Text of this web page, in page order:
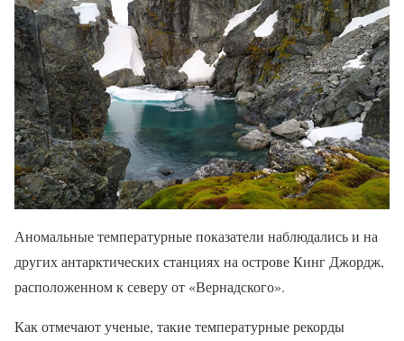
Аномальные температурные показатели наблюдались и на
других антарктических станциях на острове Кинг Джордж,
расположенном к северу от «Вернадского».
Как отмечают ученые, такие температурные рекорды